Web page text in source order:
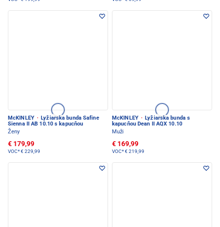
McKINLEY · Lyžiarska bunda Safine
Sienna II AB 10.10 s kapucňou
Ženy
€ 179,99
VOC*€ 229,99
McKINLEY · Lyžiarska bunda s
kapucňou Dean II AQX 10.10
Muži
€ 169,99
VOC*€ 219,99